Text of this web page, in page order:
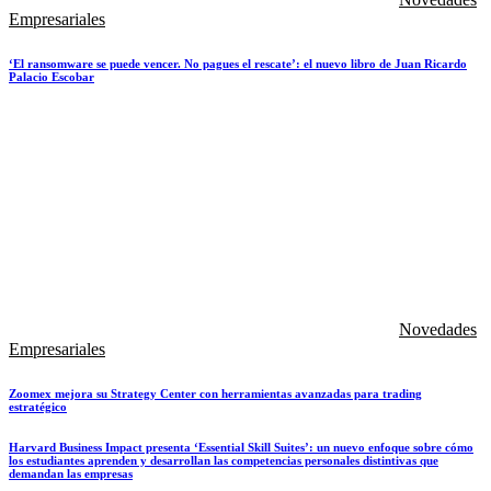
Empresariales
‘El ransomware se puede vencer. No pagues el rescate’: el nuevo libro de Juan Ricardo
Palacio Escobar
Novedades
Empresariales
Zoomex mejora su Strategy Center con herramientas avanzadas para trading
estratégico
Harvard Business Impact presenta ‘Essential Skill Suites’: un nuevo enfoque sobre cómo
los estudiantes aprenden y desarrollan las competencias personales distintivas que
demandan las empresas